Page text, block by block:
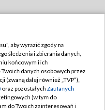
TVP
aby wyrazić zgody na
śledzenia i zbierania danych,
końcowym i ich
danych osobowych przez
(zwaną dalej również „TVP”),
oraz pozostałych Zaufanych
(w tym do
do Twoich zainteresowań i